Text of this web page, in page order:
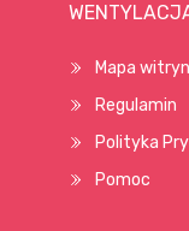
Mapa
Regulamin
Polityka
Pomoc